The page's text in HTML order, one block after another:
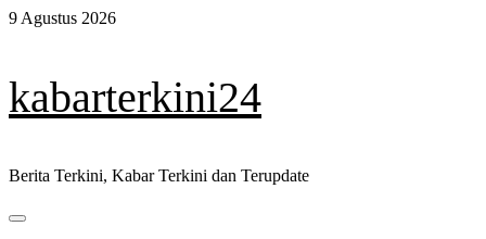
Skip
9 Agustus 2026
kabarterkini24
Berita Terkini, Kabar Terkini dan Terupdate
Primary